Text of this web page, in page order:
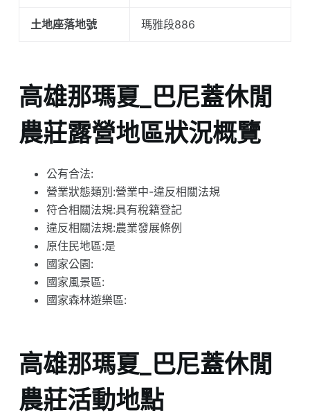
土地座落地號 瑪雅段886
高雄那瑪夏_巴尼蓋休閒
農莊露營地區狀況概覽
公有合法:
營業狀態類別:營業中-違反相關法規
符合相關法規:具有稅籍登記
違反相關法規:農業發展條例
原住民地區:是
國家公園:
國家風景區:
國家森林遊樂區:
高雄那瑪夏_巴尼蓋休閒
農莊活動地點